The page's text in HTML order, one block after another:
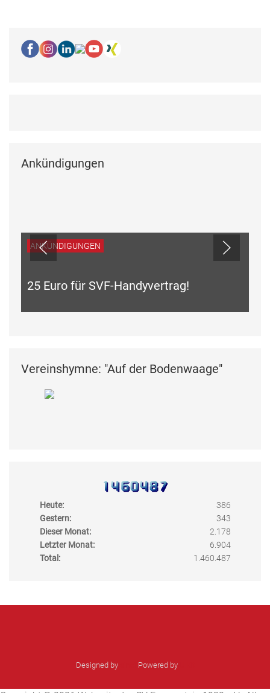
Ankündigungen
ANKÜNDIGUNGEN
25 Euro für SVF-Handyvertrag!
Vereinshymne: "Auf der Bodenwaage"
Heute:
386
Gestern:
343
Dieser Monat:
2.178
Letzter Monat:
6.904
Total:
1.460.487
Designed by Powered by